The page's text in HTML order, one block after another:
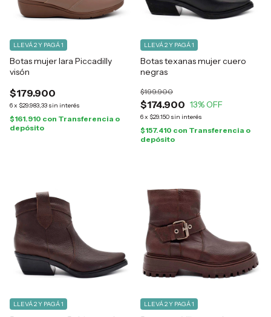
Botas mujer Iara Piccadilly
visón
$179.900
6x $29.983,33 sin interés
LLEVÁ 2 Y PAGÁ 1
$161.910 con Transferencia o
depósito
Botas texanas mujer cuero
negras
$174.900
$199.900
13% OFF
6x $29.150 sin interés
LLEVÁ 2 Y PAGÁ 1
$157.410 con Transferencia o
depósito
LLEVÁ 2 Y PAGÁ 1 LLEVÁ 2 Y PAGÁ 1